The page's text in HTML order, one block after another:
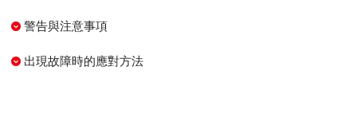
警告與注意事項
出現故障時的應對方法